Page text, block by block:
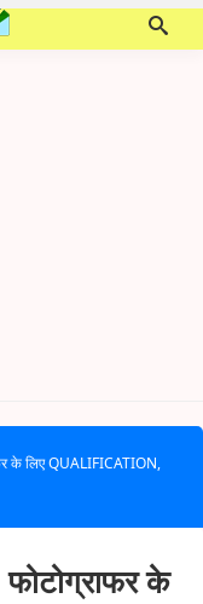
के लिए QUALIFICATION,
के